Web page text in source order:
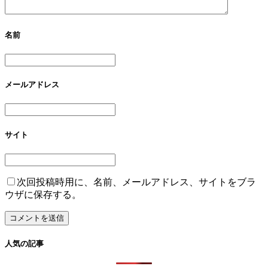
名前
メールアドレス
サイト
次回投稿時用に、名前、メールアドレス、サイトをブラ
ウザに保存する。
人気の記事